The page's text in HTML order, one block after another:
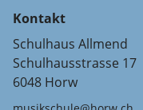
Kontakt
Schulhaus Allmend
Schulhausstrasse 17
6048 Horw